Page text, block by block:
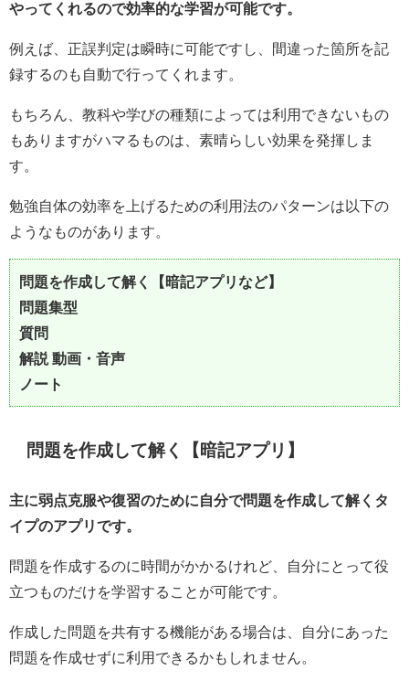
やってくれるので効率的な学習が可能です。
例えば、正誤判定は瞬時に可能ですし、間違った箇所を記
録するのも自動で行ってくれます。
もちろん、教科や学びの種類によっては利用できないもの
もありますがハマるものは、素晴らしい効果を発揮しま
す。
勉強自体の効率を上げるための利用法のパターンは以下の
ようなものがあります。
問題を作成して解く【暗記アプリなど】
問題集型
質問
解説 動画・音声
ノート
問題を作成して解く【暗記アプリ】
主に弱点克服や復習のために自分で問題を作成して解くタ
イプのアプリです。
問題を作成するのに時間がかかるけれど、自分にとって役
立つものだけを学習することが可能です。
作成した問題を共有する機能がある場合は、自分にあった
問題を作成せずに利用できるかもしれません。